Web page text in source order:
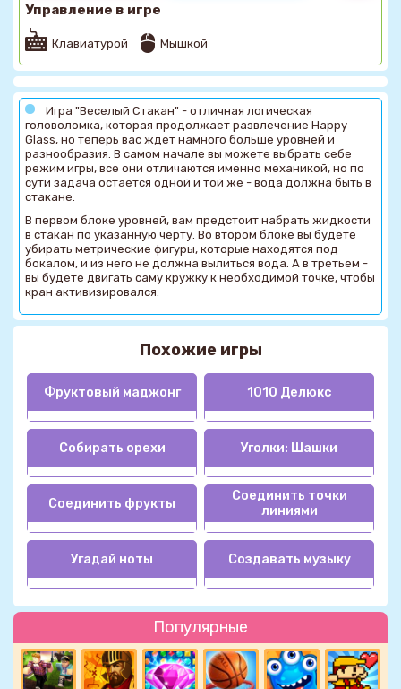
Популярные
Управление в игре
Клавиатурой Мышкой
Игра "Веселый Стакан" - отличная логическая
головоломка, которая продолжает развлечение Happy
Glass, но теперь вас ждет намного больше уровней и
разнообразия. В самом начале вы можете выбрать себе
режим игры, все они отличаются именно механикой, но по
сути задача остается одной и той же - вода должна быть в
стакане.
В первом блоке уровней, вам предстоит набрать жидкости
в стакан по указанную черту. Во втором блоке вы будете
убирать метрические фигуры, которые находятся под
бокалом, и из него не должна вылиться вода. А в третьем -
вы будете двигать саму кружку к необходимой точке, чтобы
кран активизировался.
Похожие игры
Фруктовый маджонг 1010 Делюкс
Собирать орехи Уголки: Шашки
Соединить фрукты
Соединить точки
линиями
Угадай ноты Создавать музыку